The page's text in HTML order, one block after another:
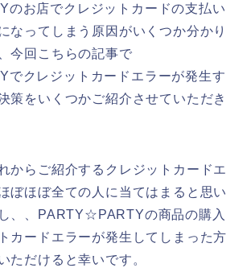
お店でクレジットカードの支払い
なってしまう原因がいくつか分かり
今回こちらの記事で
クレジットカードエラーが発生す
策をいくつかご紹介させていただき
からご紹介するクレジットカードエ
ぼほぼ全ての人に当てはまると思い
、、PARTY☆PARTYの商品の購入
カードエラーが発生してしまった方
ただけると幸いです。